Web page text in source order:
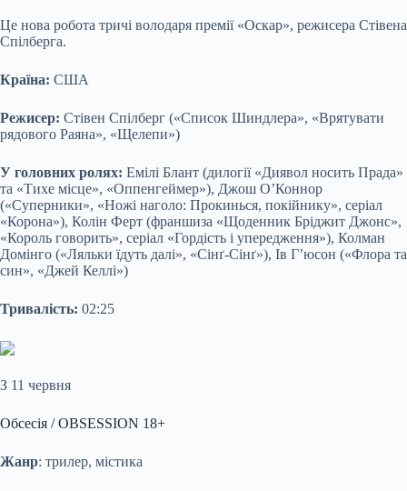
Це нова робота тричі володаря премії «Оскар», режисера Стівена
Спілберга.
Країна: США
Режисер: Стівен Спілберг («Список Шиндлера», «Врятувати
рядового Раяна», «Щелепи»)
У головних ролях: Емілі Блант (дилогії «Диявол носить Прада»
та «Тихе місце», «Оппенгеймер»), Джош О’Коннор
(«Суперники», «Ножі наголо: Прокинься, покійнику», серіал
«Корона»), Колін Ферт (франшиза «Щоденник Бріджит Джонс»,
«Король говорить», серіал «Гордість і упередження»), Колман
Домінго («Ляльки їдуть далі», «Сінґ-Сінґ»), Ів Г’юсон («Флора та
син», «Джей Келлі»)
Тривалість: 02:25
З 11 червня
Обсесія / OBSESSION 18+
Жанр: трилер, містика